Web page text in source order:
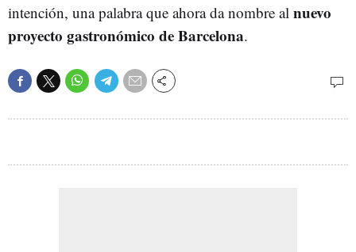
intención, una palabra que ahora da nombre al nuevo
proyecto gastronómico de Barcelona.